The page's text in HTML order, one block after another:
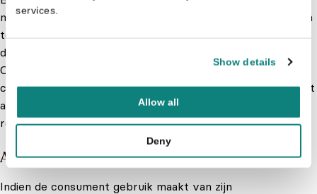
services.
Show details
Allow all
Deny
mogelijkheid de overeenkomst zonder opgave van redenen
te ontbinden gedurende ten minste 14 dagen, ingaande op
de dag van het aangaan van de overeenkomst.
Om gebruik te maken van zijn herroepingsrecht, zal de
consument zich richten naar de door de ondernemer bij het
aanbod en/of uiterlijk bij de levering ter zake verstrekte
redelijke en duidelijke instructies.
Artikel 7 – Kosten in geval van herroeping
Indien de consument gebruik maakt van zijn